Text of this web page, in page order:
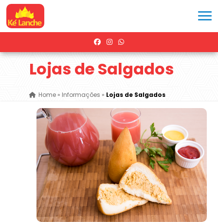
Lojas de Salgados
Home» Informações » Lojas de Salgados